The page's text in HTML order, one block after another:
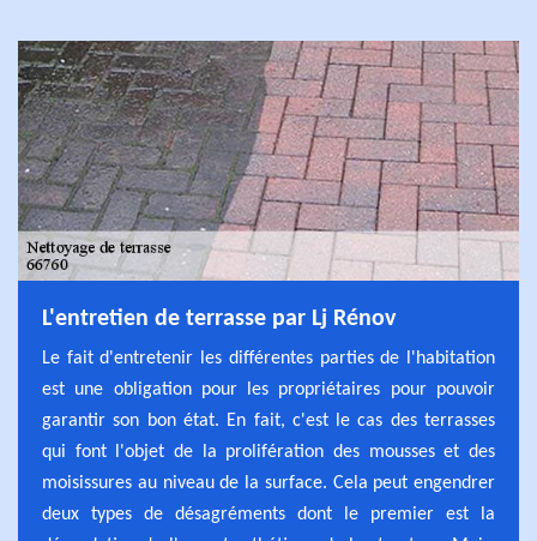
L'entretien de terrasse par Lj Rénov
Le fait d'entretenir les différentes parties de l'habitation
est une obligation pour les propriétaires pour pouvoir
garantir son bon état. En fait, c'est le cas des terrasses
qui font l'objet de la prolifération des mousses et des
moisissures au niveau de la surface. Cela peut engendrer
deux types de désagréments dont le premier est la